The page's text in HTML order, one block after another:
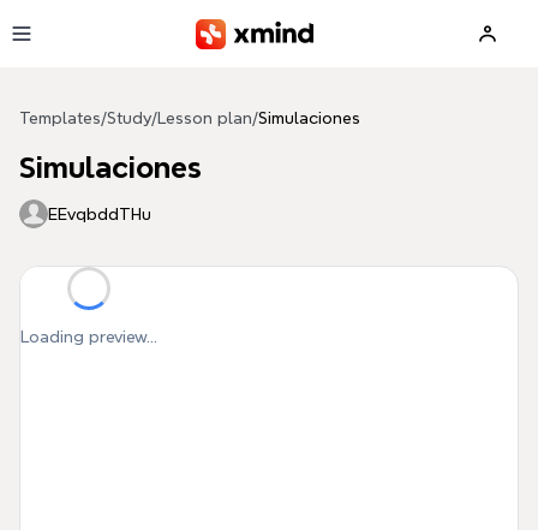
Templates/Study/ Lesson plan/Simulaciones
Simulaciones
EEvqbddTHu
Loading preview...